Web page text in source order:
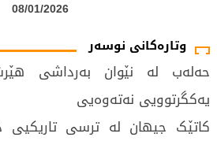
08/01/2026
وتارەکانی نوسەر
حەلەب لە نێوان بەرداشی
یەکگرتوویی نەتەوەیی
کاتێک جیهان لە ترسی تاریکیی